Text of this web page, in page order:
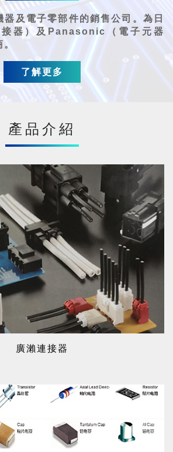
器及電子零部件的銷售公司。為日
器）及Panasonic（電子元器
了解更多
產品介紹
廣瀨連接器